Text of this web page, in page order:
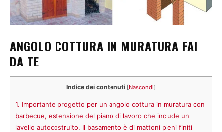
ANGOLO COTTURA IN MURATURA FAI
DA TE
Indice dei contenuti [Nascondi]
1. Importante progetto per un angolo cottura in muratura con
barbecue, estensione del piano di lavoro che include un
lavello autocostruito. Il basamento è di mattoni pieni finiti